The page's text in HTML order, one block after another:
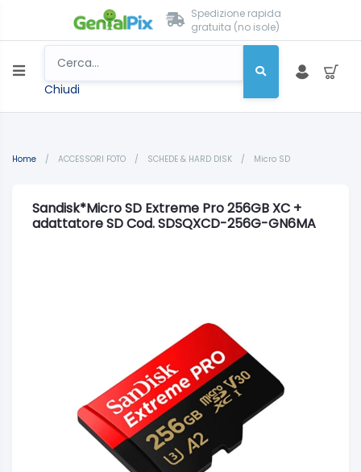
Spedizione rapida
gratuita (no isole)
Chiudi
Home / ACCESSORI FOTO / SCHEDE & HARD DISK / Micro SD
Sandisk*Micro SD Extreme Pro 256GB XC +
adattatore SD Cod. SDSQXCD-256G-GN6MA